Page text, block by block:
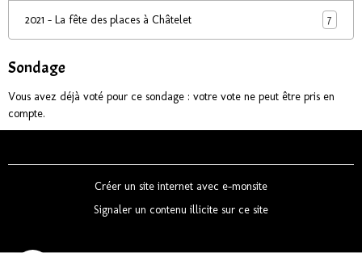
2021 - La fête des places à Châtelet 7
Sondage
Vous avez déjà voté pour ce sondage : votre vote ne peut être pris en
compte.
Créer un site internet avec e-monsite
Signaler un contenu illicite sur ce site